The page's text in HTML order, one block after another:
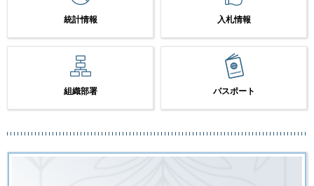
統計情報 入札情報
組織部署 パスポート